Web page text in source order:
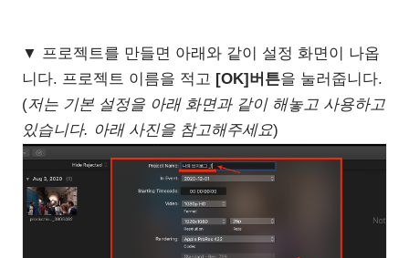
▼ 프로젝트를 만들면 아래와 같이 설정 화면이 나옵
니다. 프로젝트 이름을 적고 [OK]버튼을 눌러줍니다.
(저는 기본 설정을 아래 화면과 같이 해놓고 사용하고
있습니다. 아래 사진을 참고해주세요)